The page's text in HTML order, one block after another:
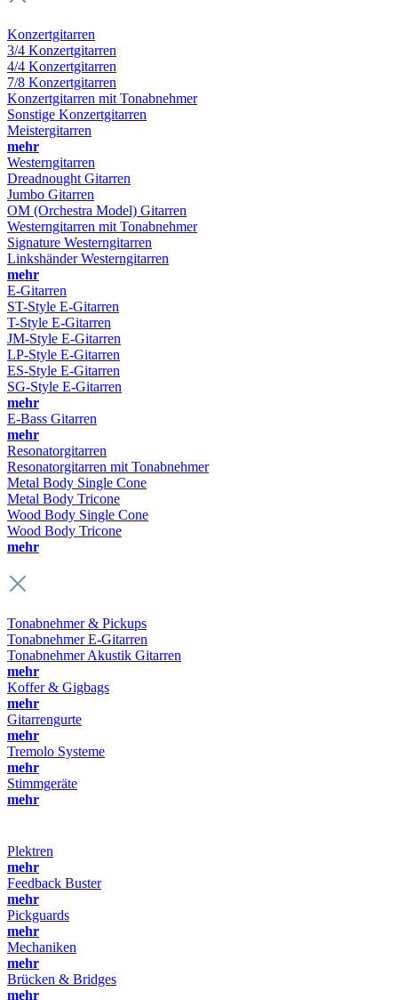
Konzertgitarren
3/4 Konzertgitarren
4/4 Konzertgitarren
7/8 Konzertgitarren
Konzertgitarren mit Tonabnehmer
Sonstige Konzertgitarren
Meistergitarren
mehr
Westerngitarren
Dreadnought Gitarren
Jumbo Gitarren
OM (Orchestra Model) Gitarren
Westerngitarren mit Tonabnehmer
Signature Westerngitarren
Linkshänder Westerngitarren
mehr
E-Gitarren
ST-Style E-Gitarren
T-Style E-Gitarren
JM-Style E-Gitarren
LP-Style E-Gitarren
ES-Style E-Gitarren
SG-Style E-Gitarren
mehr
E-Bass Gitarren
mehr
Resonatorgitarren
Resonatorgitarren mit Tonabnehmer
Metal Body Single Cone
Metal Body Tricone
Wood Body Single Cone
Wood Body Tricone
mehr
Tonabnehmer & Pickups
Tonabnehmer E-Gitarren
Tonabnehmer Akustik Gitarren
mehr
Koffer & Gigbags
mehr
Gitarrengurte
mehr
Tremolo Systeme
mehr
Stimmgeräte
mehr
Plektren
mehr
Feedback Buster
mehr
Pickguards
mehr
Mechaniken
mehr
Brücken & Bridges
mehr